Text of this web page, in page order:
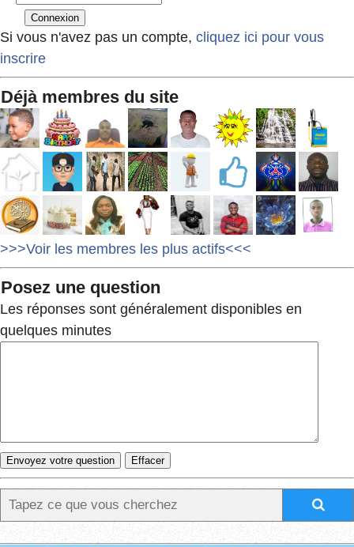
Si vous n'avez pas un compte, cliquez ici pour vous
inscrire
Déjà membres du site
>>>Voir les membres les plus actifs<<<
Posez une question
Les réponses sont généralement disponibles en
quelques minutes